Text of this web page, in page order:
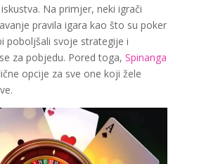
Na primjer, neki igrači
pravila igara kao što su poker
poboljšali svoje strategije i
za pobjedu. Pored toga, Spinanga
opcije za sve one koji žele